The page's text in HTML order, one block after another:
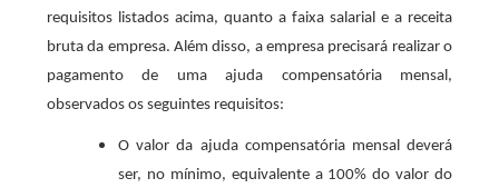
requisitos listados acima, quanto a faixa salarial e a receita
bruta da empresa. Além disso, a empresa precisará realizar o
pagamento de uma ajuda compensatória mensal,
observados os seguintes requisitos:
O valor da ajuda compensatória mensal deverá
ser, no mínimo, equivalente a 100% do valor do